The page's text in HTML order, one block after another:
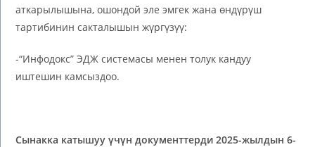
аткарылышына, ошондой эле эмгек жана өндүрүш
тартибинин сакталышын жүргүзүү:
-“Инфодокс” ЭДЖ системасы менен толук кандуу
иштешин камсыздоо.
Сынакка катышуу үчүн документтерди 2025-жылдын 6-